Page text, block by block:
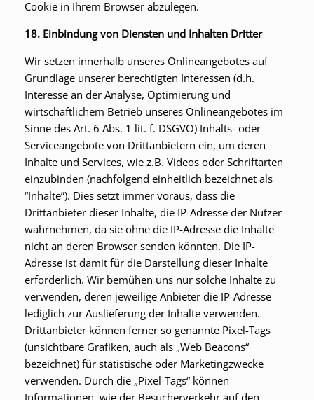
Cookie in Ihrem Browser abzulegen.
18. Einbindung von Diensten und Inhalten Dritter
Wir setzen innerhalb unseres Onlineangebotes auf
Grundlage unserer berechtigten Interessen (d.h.
Interesse an der Analyse, Optimierung und
wirtschaftlichem Betrieb unseres Onlineangebotes im
Sinne des Art. 6 Abs. 1 lit. f. DSGVO) Inhalts- oder
Serviceangebote von Drittanbietern ein, um deren
Inhalte und Services, wie z.B. Videos oder Schriftarten
einzubinden (nachfolgend einheitlich bezeichnet als
“Inhalte”). Dies setzt immer voraus, dass die
Drittanbieter dieser Inhalte, die IP-Adresse der Nutzer
wahrnehmen, da sie ohne die IP-Adresse die Inhalte
nicht an deren Browser senden könnten. Die IP-
Adresse ist damit für die Darstellung dieser Inhalte
erforderlich. Wir bemühen uns nur solche Inhalte zu
verwenden, deren jeweilige Anbieter die IP-Adresse
lediglich zur Auslieferung der Inhalte verwenden.
Drittanbieter können ferner so genannte Pixel-Tags
(unsichtbare Grafiken, auch als „Web Beacons“
bezeichnet) für statistische oder Marketingzwecke
verwenden. Durch die „Pixel-Tags“ können
Informationen, wie der Besucherverkehr auf den